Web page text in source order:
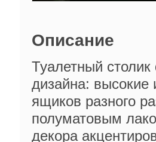
Описание
Туалетный
дизайна:
ящиков разного
полуматовым
декора